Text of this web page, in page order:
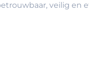
veilig en